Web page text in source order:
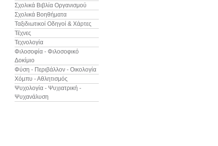
Σχολικά Βιβλία Οργανισμού
Σχολικά Βοηθήματα
Ταξιδιωτικοί Οδηγοί & Χάρτες
Τέχνες
Τεχνολογία
Φιλοσοφία - Φιλοσοφικό
Δοκίμιο
Φύση - Περιβάλλον - Οικολογία
Χόμπυ - Αθλητισμός
Ψυχολογία - Ψυχιατρική -
Ψυχανάλυση